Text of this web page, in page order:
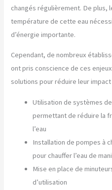
changés régulièrement. De plus,
température de cette eau
d’énergie importante.
Cependant, de nombreux
ont pris conscience de ces
solutions pour réduire leur impact
Utilisation de systèmes
permettant de réduire la
l’eau
Installation de pompes à
pour chauffer l’eau de
Mise en place de
d’utilisation